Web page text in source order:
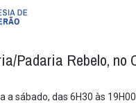
Padaria Rebelo, no
a sábado, das 6H30 às 19H00